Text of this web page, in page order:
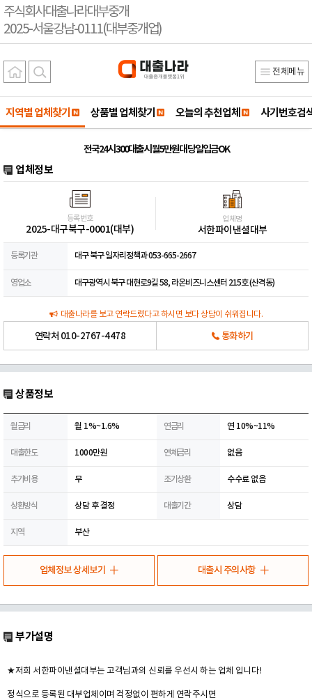
주식회사대출나라대부중개
2025-서울강남-0111(대부중개업)
전체메뉴
지역별 업체찾기 상품별 업체찾기 오늘의 추천업체 사기번호검
전국24시 300대출시 월5만원대 당일입금OK
업체정보
등록번호
2025-대구북구-0001(대부)
업체명
서한파이낸셜대부
등록기관 대구 북구 일자리정책과 053-665-2667
영업소 대구광역시 북구 대현로9길 58, 라온비즈니스센터 215호 (산격동)
대출나라를 보고 연락드렸다고 하시면 보다 상담이 쉬워집니다.
연락처 010-2767-4478 통화하기
상품정보
월금리 월 1%~1.6% 연금리 연 10%~11%
대출한도 1000만원 연체금리 없음
추가비용 무 조기상환 수수료 없음
상환방식 상담 후 결정 대출기간 상담
지역 부산
업체정보 상세보기 대출시 주의사항
부가설명
★저희 서한파이낸셜대부는 고객님과의 신뢰를 우선시 하는 업체 입니다!
정식으로 등록된 대부업체이며 걱정없이 편하게 연락주시면